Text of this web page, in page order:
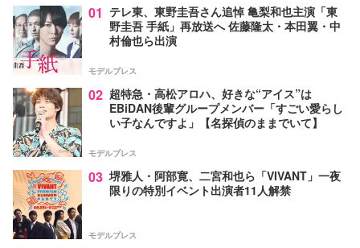
01 テレ東、東野圭吾さん追悼 亀梨和也主演「東
野圭吾 手紙」再放送へ 佐藤隆太・本田翼・中
村倫也ら出演
モデルプレス
02 超特急・高松アロハ、好きな“アイス”は
EBiDAN後輩グループメンバー「すごい愛らし
い子なんですよ」【名探偵のままでいて】
モデルプレス
03 堺雅人・阿部寛、二宮和也ら「VIVANT」一夜
限りの特別イベント出演者11人解禁
モデルプレス